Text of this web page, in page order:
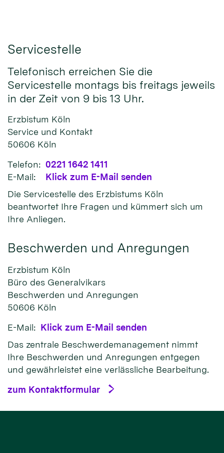
Servicestelle
Telefonisch erreichen Sie die
Servicestelle montags bis freitags jeweils
in der Zeit von 9 bis 13 Uhr.
Erzbistum Köln
Service und Kontakt
50606 Köln
Telefon: 0221 1642 1411
E-Mail:
Klick zum E-Mail senden
Die Servicestelle des Erzbistums Köln
beantwortet Ihre Fragen und kümmert sich um
Ihre Anliegen.
Beschwerden und Anregungen
Erzbistum Köln
Büro des Generalvikars
Beschwerden und Anregungen
50606 Köln
E-Mail: Klick zum E-Mail senden
Das zentrale Beschwerdemanagement nimmt
Ihre Beschwerden und Anregungen entgegen
und gewährleistet eine verlässliche Bearbeitung.
zum Kontaktformular